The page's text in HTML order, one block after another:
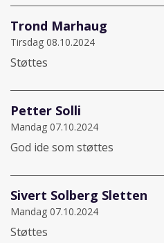
Trond Marhaug
Tirsdag 08.10.2024
Støttes
Petter Solli
Mandag 07.10.2024
God ide som støttes
Sivert Solberg Sletten
Mandag 07.10.2024
Støttes